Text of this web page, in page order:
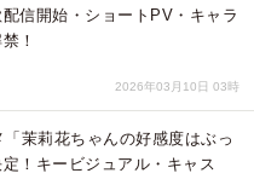
信開始・ショートPV・キャラ
！
2026年03月10日 03時
茉莉花ちゃんの好感度はぶっ
！キービジュアル・キャス